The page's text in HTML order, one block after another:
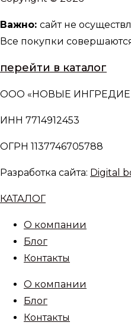
Важно: сайт не
Все покупки
перейти в каталог
ООО «НОВЫЕ
ИНН 7714912453
ОГРН 1137746705788
Разработка сайта: Digital
КАТАЛОГ
О компании
Блог
Контакты
О компании
Блог
Контакты